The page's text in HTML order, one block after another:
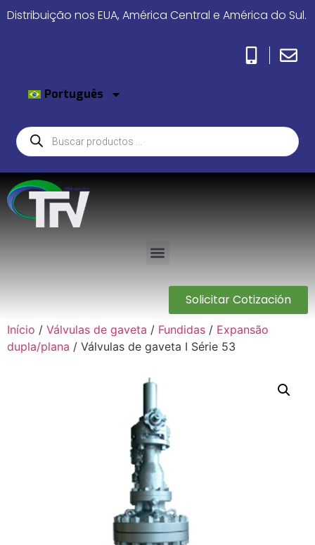
Distribuição nos EUA, América Central e América do Sul.
Português
Solicitar Cotización
Início / Válvulas de gaveta / Fundidas / Expansão
dupla/plana / Válvulas de gaveta I Série 53